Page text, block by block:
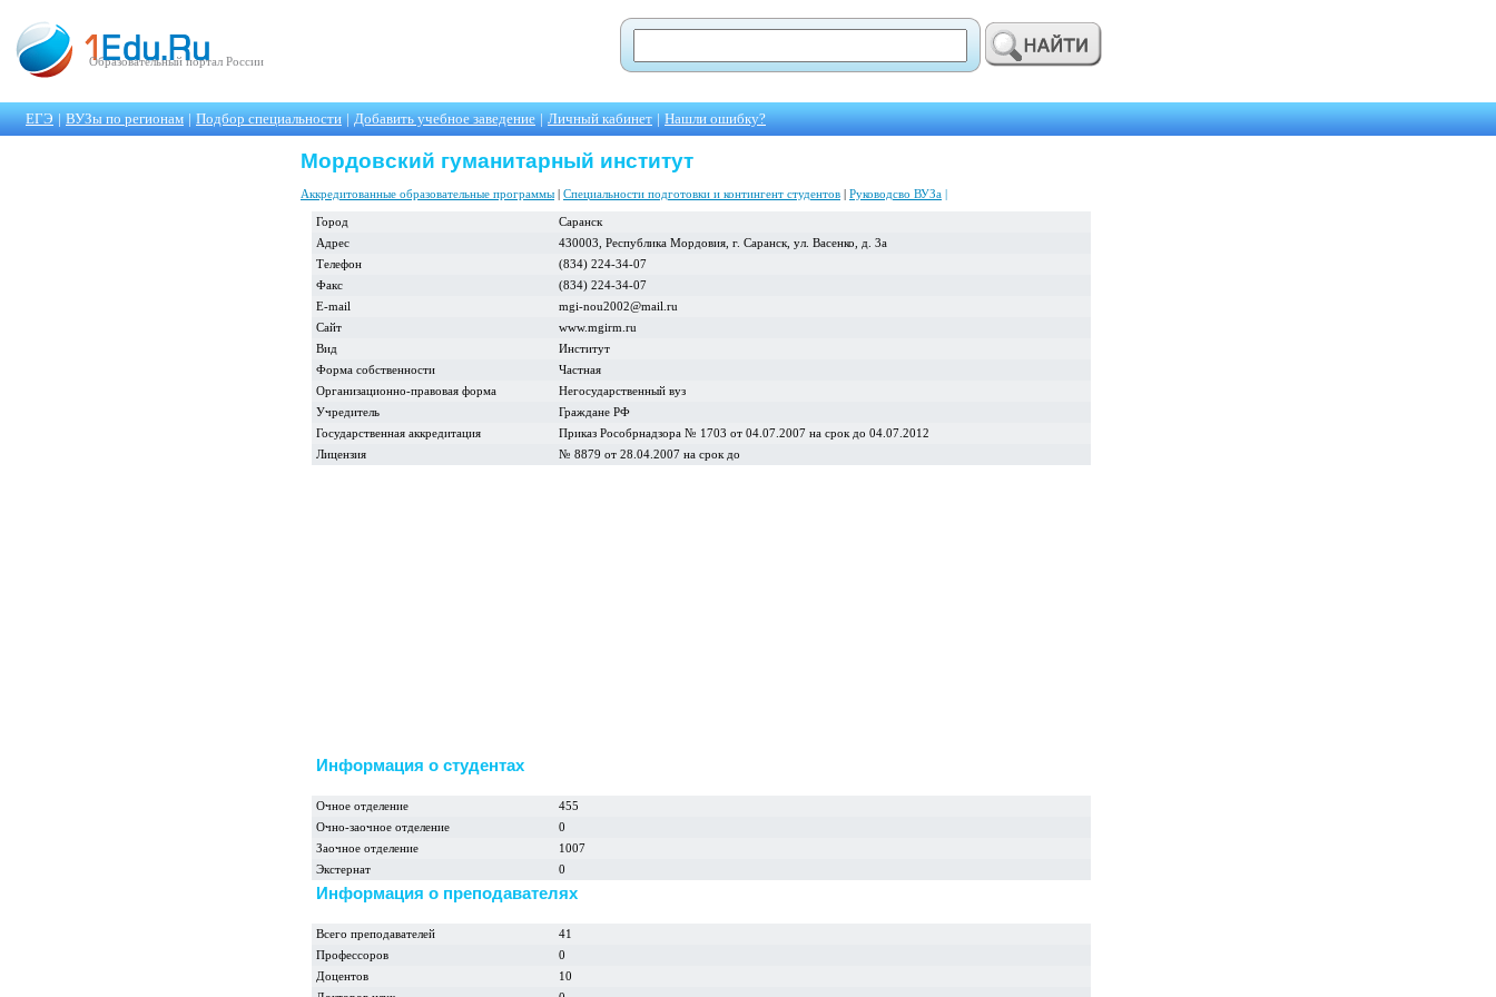
Образовательный портал России
ЕГЭ | ВУЗы по регионам | Подбор специальности | Добавить учебное заведение | Личный кабинет | Нашли ошибку?
Мордовский гуманитарный институт
Аккредитованные образовательные программы Специальности подготовки и контингент студентов Руководсво ВУЗа
Город
Саранск
Адрес
430003, Республика Мордовия, г. Саранск, ул. Васенко, д. 3а
Телефон
(834) 224-34-07
Факс
(834) 224-34-07
E-mail
mgi-nou2002@mail.ru
Сайт
www.mgirm.ru
Вид
Институт
Форма собственности
Частная
Организационно-правовая форма
Негосударственный вуз
Учредитель
Граждане РФ
Государственная аккредитация
Приказ Рособрнадзора № 1703 от 04.07.2007 на срок до 04.07.2012
Лицензия
№ 8879 от 28.04.2007 на срок до
Информация о студентах
Очное отделение
455
Очно-заочное отделение
0
Заочное отделение
1007
Экстернат
0
Информация о преподавателях
Всего преподавателей
41
Профессоров
0
Доцентов
10